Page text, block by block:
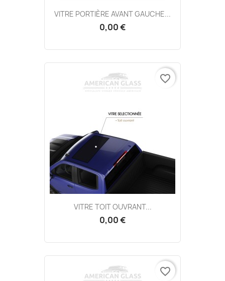
VITRE PORTIÈRE AVANT GAUCHE...
0,00 €
VITRE TOIT OUVRANT...
0,00 €
favorite_border
favorite_border